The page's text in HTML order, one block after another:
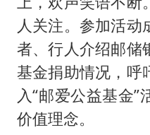
人关注。参加活动
者、行人介绍邮储
基金捐助情况，呼
入“邮爱公益基金
价值理念。